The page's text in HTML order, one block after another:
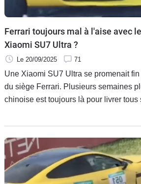
Ferrari toujours mal à l'aise avec
Xiaomi SU7 Ultra ?
Le 20/09/2025 71
Une Xiaomi SU7 Ultra se promenait
du siège Ferrari. Plusieurs semaines
chinoise est toujours là pour livrer tous